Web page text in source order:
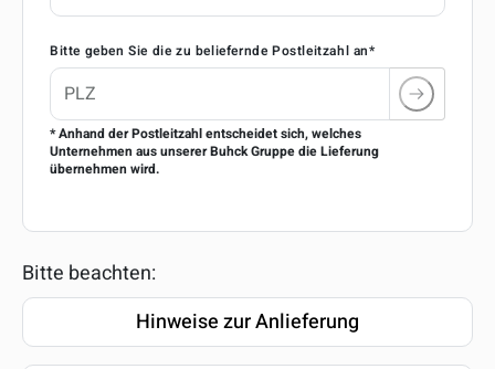
Bitte geben Sie die zu beliefernde Postleitzahl an*
* Anhand der Postleitzahl entscheidet sich, welches
Unternehmen aus unserer Buhck Gruppe die Lieferung
übernehmen wird.
Bitte beachten:
Hinweise zur Anlieferung